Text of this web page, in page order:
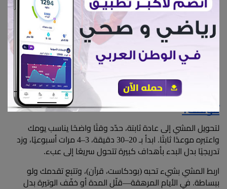
إهمال الماء لأنك لا تشعر بالعطش في الشتاء.
الاعتقاد بأن المشي يجب أن يكون طويلًا ليكون مفيدًا:
كيف تجعل المشي في رمضان عادة لا
تتوقف؟
تدريجيًا بدل البدء بأهداف كبيرة تتحول سريعًا إلى عبء.​